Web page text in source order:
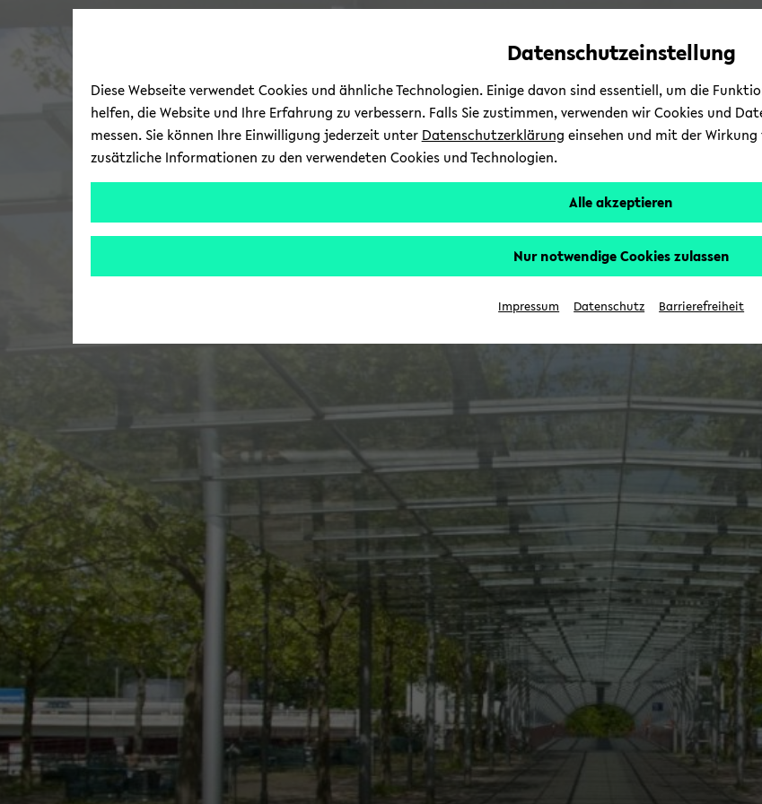
Automatische
vermeiden
zum
wechseln
zum
wechseln
zum
wechseln
Datenschutzeinstellung
Diese Webseite verwendet Cookies und ähnliche Technologien. Einige davon sind essentiell, um die
helfen, die Website und Ihre Erfahrung zu verbessern. Falls Sie zustimmen, verwenden wir Cookies und
messen. Sie können Ihre Einwilligung jederzeit unter Datenschutzerklärung einsehen und mit der
zusätzliche Informationen zu den verwendeten Cookies und Technologien.
Alle akzeptieren
Nur notwendige Cookies zulassen
Impressum Datenschutz Barrierefreiheit